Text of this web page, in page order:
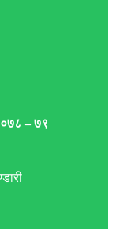
०७८ – ७९